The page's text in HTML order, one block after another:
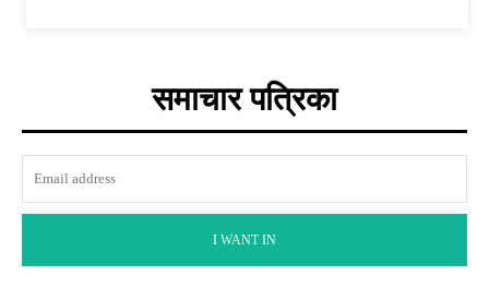
समाचार पत्रिका
I WANT IN